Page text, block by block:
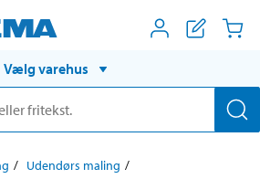
Vælg varehus
Udendørs maling